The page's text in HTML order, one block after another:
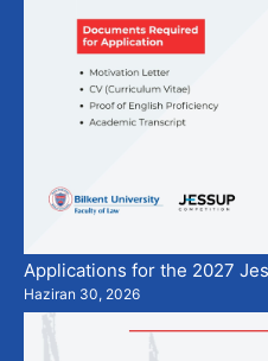
Applications for the 2027
Haziran 30, 2026